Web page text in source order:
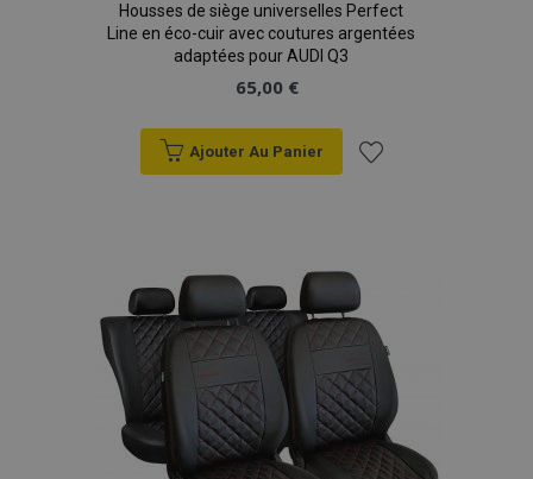
Housses de siège universelles Perfect
Line en éco-cuir avec coutures argentées
adaptées pour AUDI Q3
65,00 €
Ajouter Au Panier
liste
d'achats